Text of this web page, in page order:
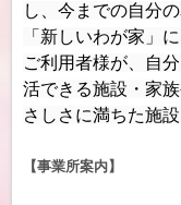
し、今までの自分
「新しいわが家」
ご利用者様が、自
活できる施設・家
さしさに満ちた施
【事業所案内】